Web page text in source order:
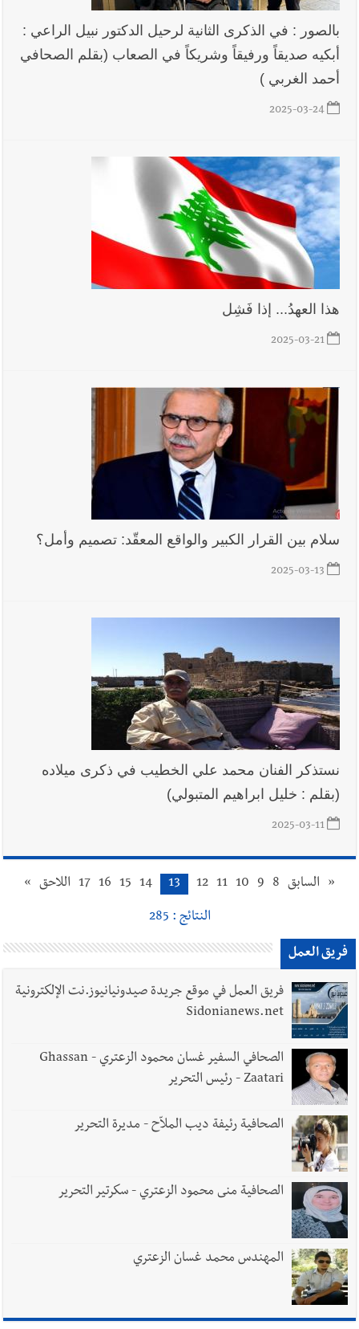
بالصور : في الذكرى الثانية لرحيل الدكتور نبيل الراعي :
أبكيه صديقاً ورفيقاً وشريكاً في الصعاب (بقلم الصحافي
أحمد الغربي )
2025-03-24
هذا العهدُ... إذا فَشِل
2025-03-21
سلام بين القرار الكبير والواقع المعقّد: تصميم وأمل؟
2025-03-13
نستذكر الفنان محمد علي الخطيب في ذكرى ميلاده
(بقلم : خليل ابراهيم المتبولي)
2025-03-11
« السابق 8
9
10
11
12
13
14
15
16
17 اللاحق »
النتائج : 285
فريق العمل
فريق العمل في موقع جريدة صيدونيانيوز.نت الإلكترونية
Sidonianews.net
الصحافي السفير غسان محمود الزعتري - Ghassan
Zaatari - رئيس التحرير
الصحافية رئيفة ديب الملاّح - مديرة التحرير
الصحافية منى محمود الزعتري - سكرتير التحرير
المهندس محمد غسان الزعتري